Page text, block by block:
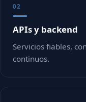
02
APIs y backend
Servicios fiables,
continuos.